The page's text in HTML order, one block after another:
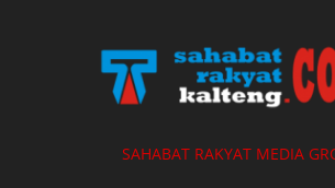
SAHABAT RAKYAT MEDIA